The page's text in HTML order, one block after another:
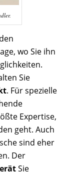
wo Sie ihn
Sie
. Für spezielle
Expertise,
geht. Auch
sind eher
Der
Sie